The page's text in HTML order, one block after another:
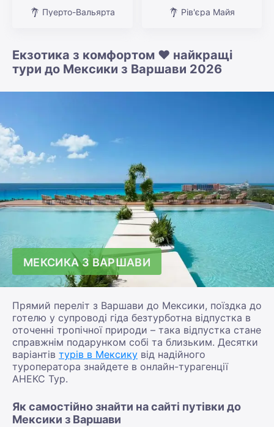
Пуерто-Вальярта Рів'єра Майя
Екзотика з комфортом ❤️ найкращі
тури до Мексики з Варшави 2026
МЕКСИКА З ВАРШАВИ
Прямий переліт з Варшави до Мексики, поїздка до
готелю у супроводі гіда безтурботна відпустка в
оточенні тропічної природи – така відпустка стане
справжнім подарунком собі та близьким. Десятки
варіантів турів в Мексику від надійного
туроператора знайдете в онлайн-турагенції
АНЕКС Тур.
Як самостійно знайти на сайті путівки до
Мексики з Варшави